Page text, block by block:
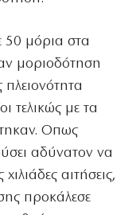
50 μόρια στα
μοριοδότηση
τελικώς με τα
Οπως
αδύνατον να
αιτήσεις,
προκάλεσε